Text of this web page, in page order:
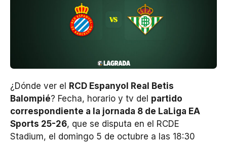
¿Dónde ver el RCD Espanyol Real Betis
Balompié? Fecha, horario y tv del partido
correspondiente a la jornada 8 de LaLiga EA
Sports 25-26, que se disputa en el RCDE
Stadium, el domingo 5 de octubre a las 18:30